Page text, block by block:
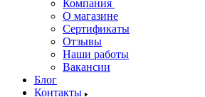
Компания
О магазине
Сертификаты
Отзывы
Наши работы
Вакансии
Блог
Контакты